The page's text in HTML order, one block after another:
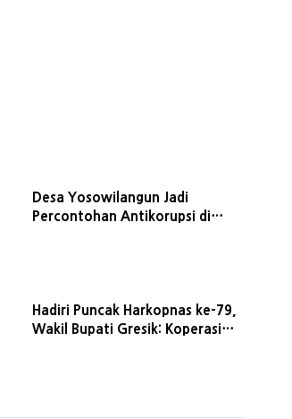
Desa Yosowilangun Jadi
Percontohan Antikorupsi di
Hadiri Puncak Harkopnas ke-79,
Wakil Bupati Gresik: Koperasi